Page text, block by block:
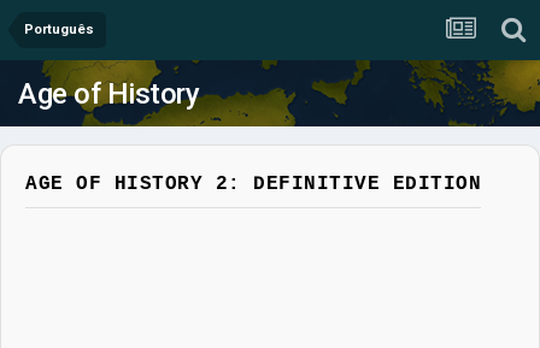
Português
Age of History
AGE OF HISTORY 2: DEFINITIVE EDITION